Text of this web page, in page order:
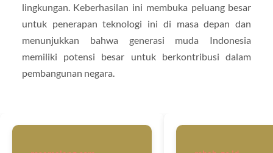
lingkungan. Keberhasilan ini membuka peluang besar
untuk penerapan teknologi ini di masa depan dan
menunjukkan bahwa generasi muda Indonesia
memiliki potensi besar untuk berkontribusi dalam
pembangunan negara.